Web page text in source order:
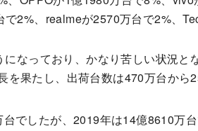
2%、realmeが2570万台で2%、
なっており、かなり苦しい状況と
を果たし、出荷台数は470万台から
でしたが、2019年は14億8610万